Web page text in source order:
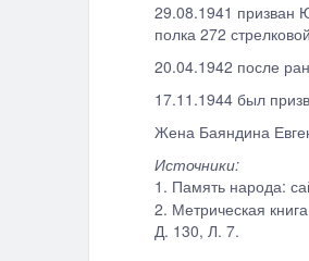
29.08.1941 призван
полка 272
20.04.1942 после
17.11.1944 был
Жена Баяндина
Источники:
1. Память народа:
2. Метрическая
Д. 130, Л. 7.